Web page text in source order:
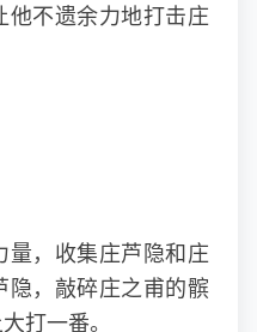
他不遗余力地打击庄
量，收集庄芦隐和庄
隐，敲碎庄之甫的髌
打一番。